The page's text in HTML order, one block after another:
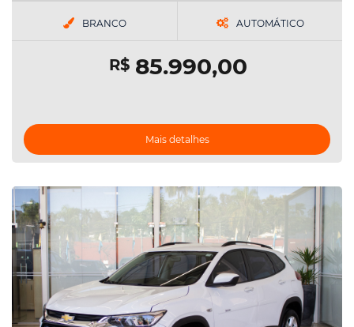
BRANCO AUTOMÁTICO
R$85.990,00
Mais detalhes